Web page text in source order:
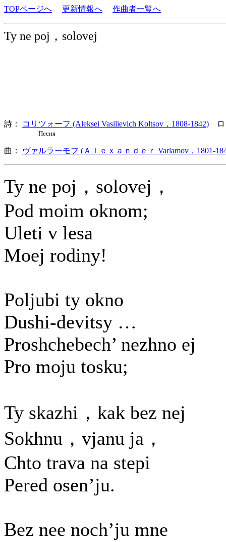
TOPページへ 更新情報へ 作曲者一覧へ
Ty ne poj，solovej
詩： コリツォーフ (Aleksei Vasilievich Koltsov，1808-1842) ロ
Песня
曲： ヴァルラーモフ (Ａｌｅｘａｎｄｅｒ Varlamov，1801-
Ty ne poj，solovej，
Pod moim oknom;
Uleti v lesa
Moej rodiny!
Poljubi ty okno
Dushi-devitsy …
Proshchebech’ nezhno ej
Pro moju tosku;
Ty skazhi，kak bez nej
Sokhnu，vjanu ja，
Chto trava na stepi
Pered osen’ju.
Bez nee noch’ju mne